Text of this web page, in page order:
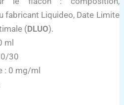
fabricant Liquideo, Date Limite
(DLUO).
ml
30
: 0 mg/ml